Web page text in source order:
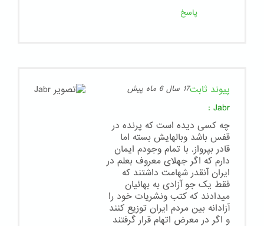
پاسخ
پیوند ثابت17 سال 6 ماه پیش
Jabr
:
چه کسی دیده است که پرنده در
قفس باشد وبالهایش بسته اما
قادر بپرواز. با تمام وجودم ایمان
دارم که اگر جهلای معروف بعلم در
ایران آنقدر شهامت داشتند که
فقط یک جو آزادی به بهائیان
میدادند که کتب ونشریات خود را
آزادانه بین مردم ایران توزیع کنند
و اگر در معرض اتهام قرار گرفتند